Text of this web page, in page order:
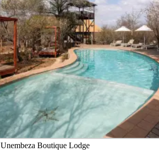
Unembeza Boutique Lodge